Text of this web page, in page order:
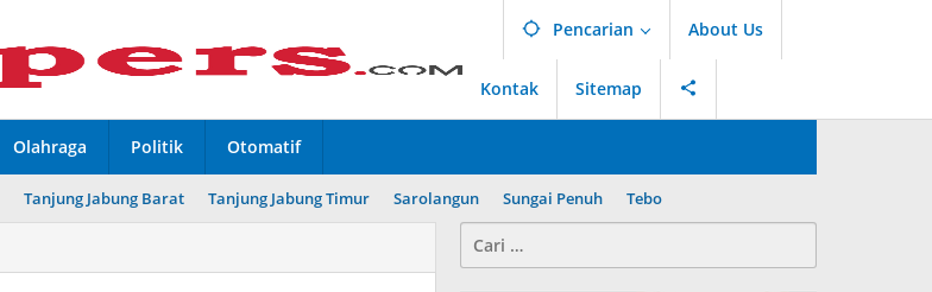
Pencarian About Us
Kontak Sitemap
Olahraga Politik Otomatif
Tanjung Jabung Barat Tanjung Jabung Timur Sarolangun Sungai Penuh Tebo
Cari
untuk: